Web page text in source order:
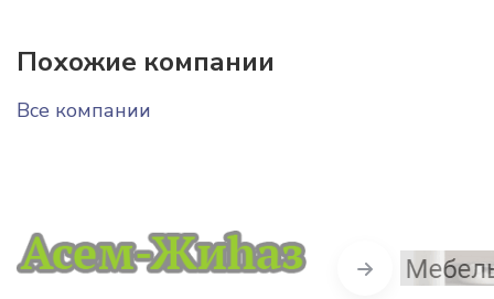
Похожие компании
Все компании
Next